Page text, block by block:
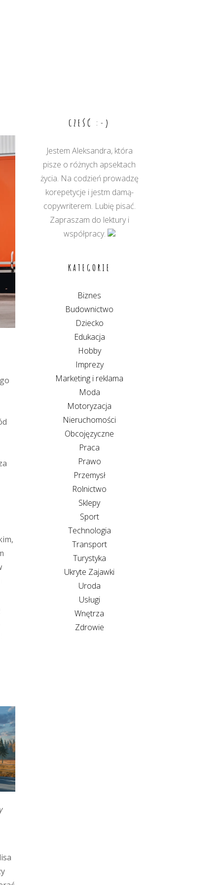
CZEŚĆ :-)
Jestem Aleksandra, która
pisze o różnych apsektach
życia. Na codzień prowadzę
korepetycje i jestm damą-
copywriterem. Lubię pisać.
Zapraszam do lektury i
współpracy.
KATEGORIE
Biznes
Budownictwo
Dziecko
Edukacja
Hobby
Imprezy
Marketing i reklama
Moda
Motoryzacja
Nieruchomości
Obcojęzyczne
Praca
Prawo
Przemysł
Rolnictwo
Sklepy
Sport
Technologia
Transport
Turystyka
Ukryte Zajawki
Uroda
Usługi
Wnętrza
Zdrowie